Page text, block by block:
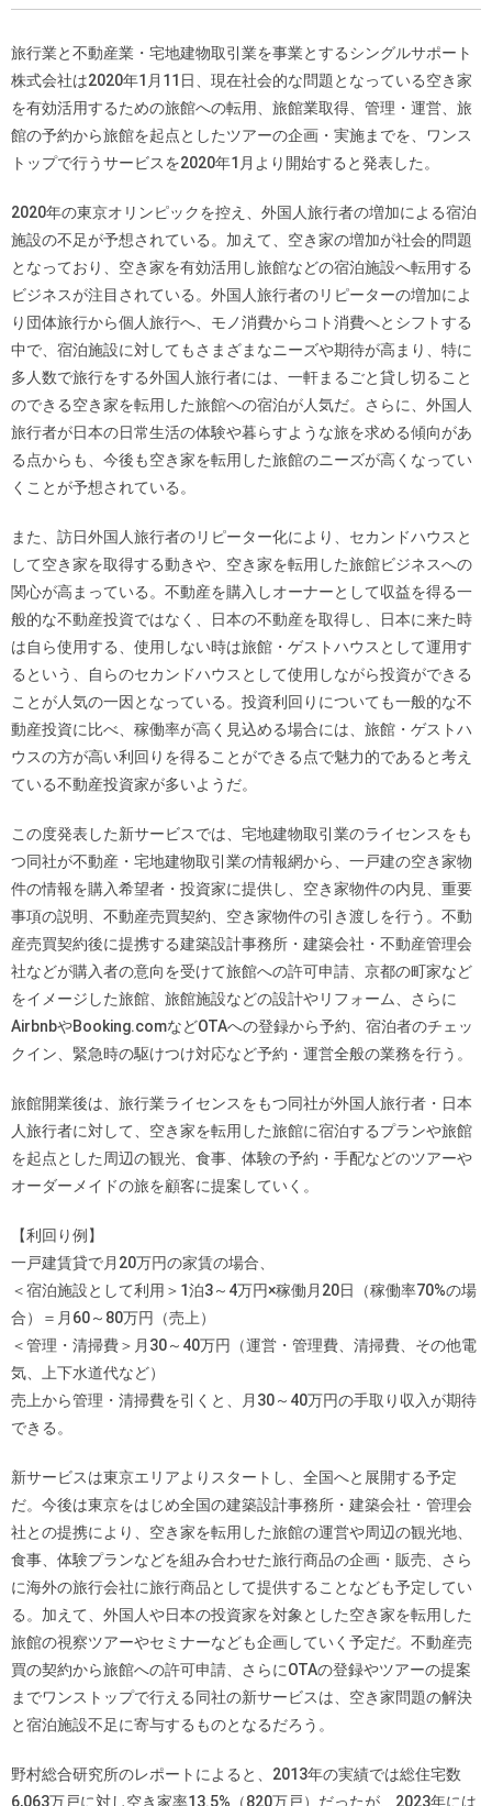
旅行業と不動産業・宅地建物取引業を事業とするシングルサポート
株式会社は2020年1月11日、現在社会的な問題となっている空き家
を有効活用するための旅館への転用、旅館業取得、管理・運営、旅
館の予約から旅館を起点としたツアーの企画・実施までを、ワンス
トップで行うサービスを2020年1月より開始すると発表した。
2020年の東京オリンピックを控え、外国人旅行者の増加による宿泊
施設の不足が予想されている。加えて、空き家の増加が社会的問題
となっており、空き家を有効活用し旅館などの宿泊施設へ転用する
ビジネスが注目されている。外国人旅行者のリピーターの増加によ
り団体旅行から個人旅行へ、モノ消費からコト消費へとシフトする
中で、宿泊施設に対してもさまざまなニーズや期待が高まり、特に
多人数で旅行をする外国人旅行者には、一軒まるごと貸し切ること
のできる空き家を転用した旅館への宿泊が人気だ。さらに、外国人
旅行者が日本の日常生活の体験や暮らすような旅を求める傾向があ
る点からも、今後も空き家を転用した旅館のニーズが高くなってい
くことが予想されている。
また、訪日外国人旅行者のリピーター化により、セカンドハウスと
して空き家を取得する動きや、空き家を転用した旅館ビジネスへの
関心が高まっている。不動産を購入しオーナーとして収益を得る一
般的な不動産投資ではなく、日本の不動産を取得し、日本に来た時
は自ら使用する、使用しない時は旅館・ゲストハウスとして運用す
るという、自らのセカンドハウスとして使用しながら投資ができる
ことが人気の一因となっている。投資利回りについても一般的な不
動産投資に比べ、稼働率が高く見込める場合には、旅館・ゲストハ
ウスの方が高い利回りを得ることができる点で魅力的であると考え
ている不動産投資家が多いようだ。
この度発表した新サービスでは、宅地建物取引業のライセンスをも
つ同社が不動産・宅地建物取引業の情報網から、一戸建の空き家物
件の情報を購入希望者・投資家に提供し、空き家物件の内見、重要
事項の説明、不動産売買契約、空き家物件の引き渡しを行う。不動
産売買契約後に提携する建築設計事務所・建築会社・不動産管理会
社などが購入者の意向を受けて旅館への許可申請、京都の町家など
をイメージした旅館、旅館施設などの設計やリフォーム、さらに
AirbnbやBooking.comなどOTAへの登録から予約、宿泊者のチェッ
クイン、緊急時の駆けつけ対応など予約・運営全般の業務を行う。
旅館開業後は、旅行業ライセンスをもつ同社が外国人旅行者・日本
人旅行者に対して、空き家を転用した旅館に宿泊するプランや旅館
を起点とした周辺の観光、食事、体験の予約・手配などのツアーや
オーダーメイドの旅を顧客に提案していく。
【利回り例】
一戸建賃貸で月20万円の家賃の場合、
＜宿泊施設として利用＞1泊3～4万円×稼働月20日（稼働率70%の場
合）＝月60～80万円（売上）
＜管理・清掃費＞月30～40万円（運営・管理費、清掃費、その他電
気、上下水道代など）
売上から管理・清掃費を引くと、月30～40万円の手取り収入が期待
できる。
新サービスは東京エリアよりスタートし、全国へと展開する予定
だ。今後は東京をはじめ全国の建築設計事務所・建築会社・管理会
社との提携により、空き家を転用した旅館の運営や周辺の観光地、
食事、体験プランなどを組み合わせた旅行商品の企画・販売、さら
に海外の旅行会社に旅行商品として提供することなども予定してい
る。加えて、外国人や日本の投資家を対象とした空き家を転用した
旅館の視察ツアーやセミナーなども企画していく予定だ。不動産売
買の契約から旅館への許可申請、さらにOTAの登録やツアーの提案
までワンストップで行える同社の新サービスは、空き家問題の解決
と宿泊施設不足に寄与するものとなるだろう。
野村総合研究所のレポートによると、2013年の実績では総住宅数
6,063万戸に対し空き家率13.5%（820万戸）だったが、2023年には